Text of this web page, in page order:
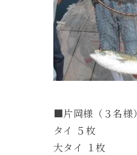
■片岡様（３名様）
タイ ５枚
大タイ １枚